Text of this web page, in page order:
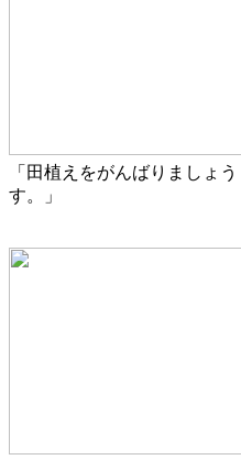
「田植えをがんばりましょ
す。」